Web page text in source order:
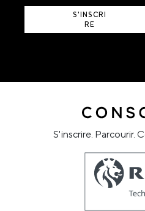
S'INSCRI
RE
S'inscrire. Parcourir.